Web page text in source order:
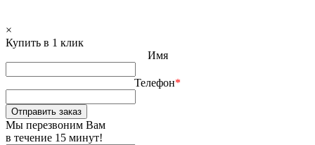
×
Купить в 1 клик
Имя
Телефон*
Отправить заказ
Мы перезвоним Вам
в течение 15 минут!